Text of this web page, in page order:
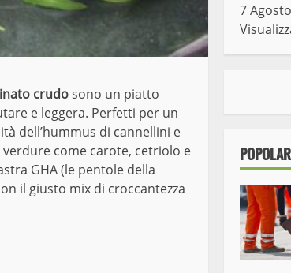
crudosono un piatto
e leggera. Perfetti per un
dell’hummus di cannellini e
come carote, cetriolo e
GHA (le pentole della
il giusto mix di croccantezza
7